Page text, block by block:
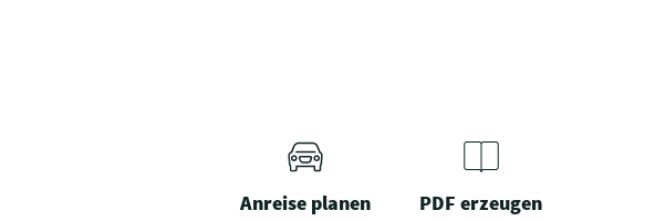
Anreise planen PDF erzeugen